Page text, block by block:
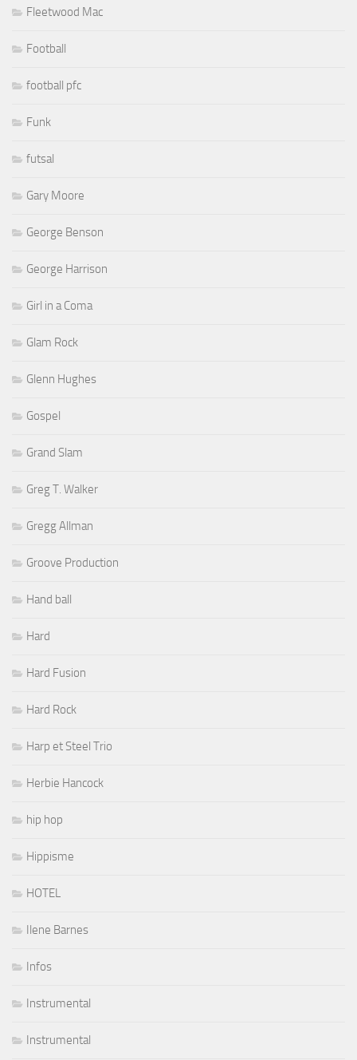
Fleetwood Mac
Football
football pfc
Funk
futsal
Gary Moore
George Benson
George Harrison
Girl in a Coma
Glam Rock
Glenn Hughes
Gospel
Grand Slam
Greg T. Walker
Gregg Allman
Groove Production
Hand ball
Hard
Hard Fusion
Hard Rock
Harp et Steel Trio
Herbie Hancock
hip hop
Hippisme
HOTEL
Ilene Barnes
Infos
Instrumental
Instrumental